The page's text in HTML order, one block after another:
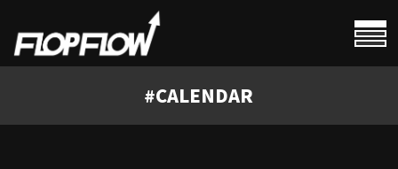
#HOME
#PROFILE
#CALENDAR